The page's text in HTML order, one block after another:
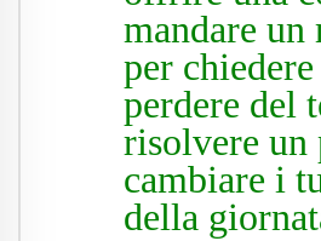
mandare un
per
perdere del
risolvere un
cambiare i
della